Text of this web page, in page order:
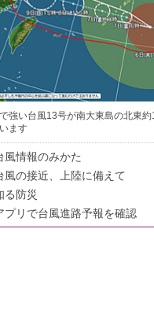
強い台風13号が南大東島の北東
ます
風情報のみかた
風の接近、上陸に備えて
る防災
プリで台風進路予報を確認